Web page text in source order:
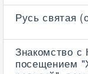
Русь святая
Знакомство с
посещением